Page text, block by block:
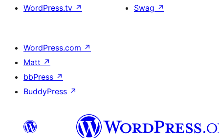
WordPress.tv ↗
Swag ↗
WordPress.com ↗
Matt ↗
bbPress ↗
BuddyPress ↗